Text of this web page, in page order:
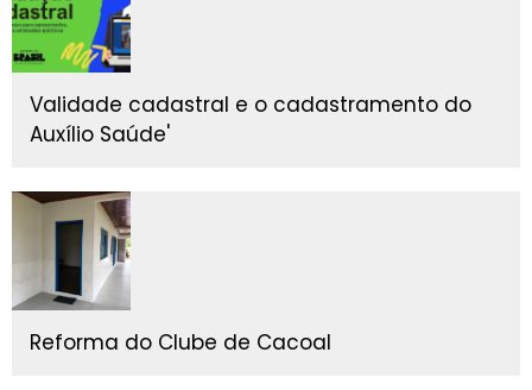
Validade cadastral e o cadastramento do
Auxílio Saúde'
Reforma do Clube de Cacoal